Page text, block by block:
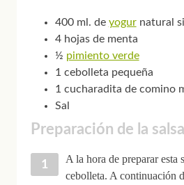
400 ml. de yogurnatural
4 hojas de menta
½ pimiento verde
1 cebolleta pequeña
1 cucharadita de comino
Sal
Preparación de la
A la hora de preparar esta
cebolleta. A continuación